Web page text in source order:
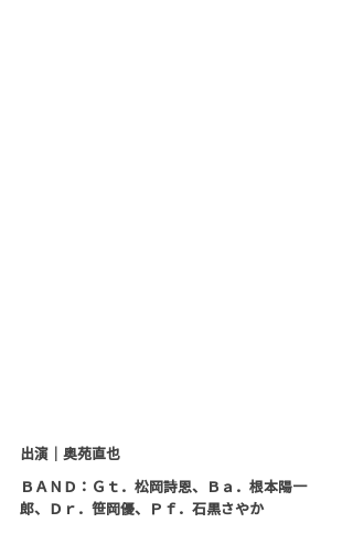
出演｜奥苑直也
ＢＡＮＤ：Ｇｔ．松岡詩恩、Ｂａ．根本陽一
郎、Ｄｒ．笹岡優、Ｐｆ．石黒さやか